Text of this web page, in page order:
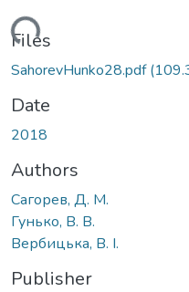
Files
SahorevHunko28.pdf
Date
2018
Authors
Сагорев, Д. М.
Гунько, В. В.
Вербицька, В. І.
Publisher